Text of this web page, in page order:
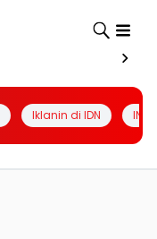
Iklanin di IDN